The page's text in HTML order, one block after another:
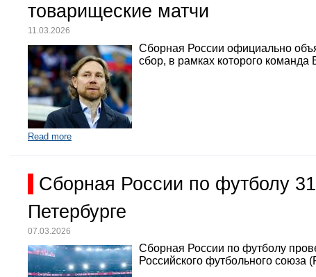
товарищеские матчи
11.03.2026
Сборная России официально
сбор, в рамках которого
Read more
Сборная России по футболу
Петербурге
07.03.2026
Сборная России по футболу
Российского футбольного союза